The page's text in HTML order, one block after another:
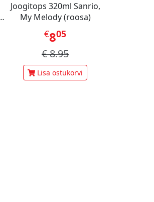
Joogitops 320ml Sanrio,
My Melody (roosa)
€805
€8.95
Lisa ostukorvi